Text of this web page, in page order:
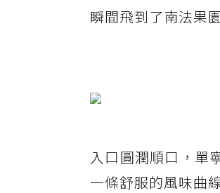
瞬間飛到了南法果
入口圓潤順口，單
一條舒服的風味曲